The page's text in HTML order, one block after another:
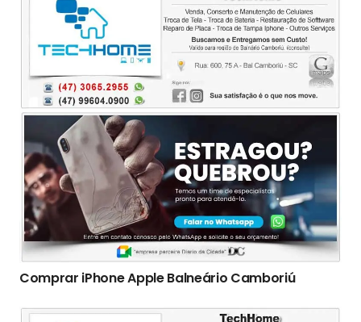
Comprar iPhone Apple Balneário Camboriú